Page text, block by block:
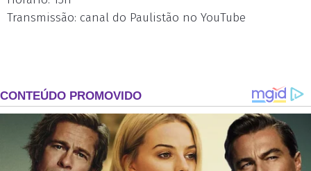
Transmissão: canal do Paulistão no YouTube